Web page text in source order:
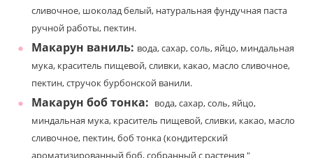
сливочное, шоколад белый, натуральная фундучная паста
ручной работы, пектин.
Макарун ваниль: вода, сахар, соль, яйцо, миндальная
мука, краситель пищевой, сливки, какао, масло сливочное,
пектин, стручок бурбонской ванили.
Макарун боб тонка: вода, сахар, соль, яйцо,
миндальная мука, краситель пищевой, сливки, какао, масло
сливочное, пектин, боб тонка (кондитерский
ароматизированный боб, собранный с растения "